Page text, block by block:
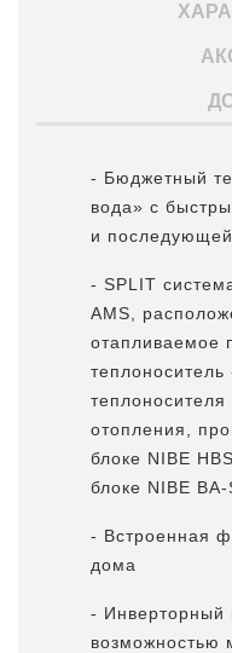
- Бюджетный
вода» с
и
- SPLIT
AMS,
отапливаемое
отопления,
блоке NIBE
блоке NIBE BA-
- Встроенная
дома
- Инверторный
возможностью